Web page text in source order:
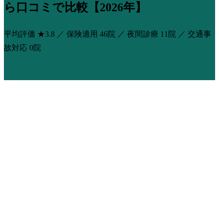
ら口コミで比較【2026年】
平均評価 ★3.8 ／ 保険適用 46院 ／ 夜間診療 11院 ／ 交通事
故対応 0院